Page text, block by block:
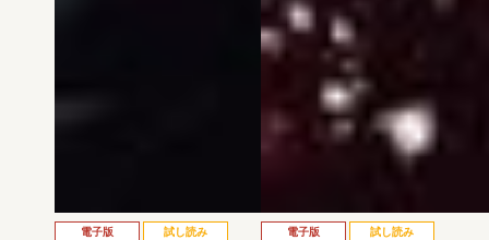
電子版 試し読み 電子版 試し読み